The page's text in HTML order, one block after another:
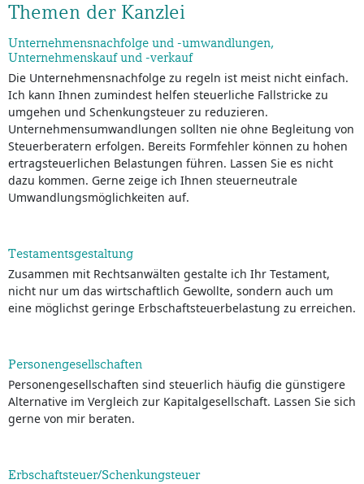
Themen der Kanzlei
Unternehmensnachfolge und -umwandlungen,
Unternehmenskauf und -verkauf
Die Unternehmensnachfolge zu regeln ist meist nicht einfach.
Ich kann Ihnen zumindest helfen steuerliche Fallstricke zu
umgehen und Schenkungsteuer zu reduzieren.
Unternehmensumwandlungen sollten nie ohne Begleitung von
Steuerberatern erfolgen. Bereits Formfehler können zu hohen
ertragsteuerlichen Belastungen führen. Lassen Sie es nicht
dazu kommen. Gerne zeige ich Ihnen steuerneutrale
Umwandlungsmöglichkeiten auf.
Testamentsgestaltung
Zusammen mit Rechtsanwälten gestalte ich Ihr Testament,
nicht nur um das wirtschaftlich Gewollte, sondern auch um
eine möglichst geringe Erbschaftsteuerbelastung zu erreichen.
Personengesellschaften
Personengesellschaften sind steuerlich häufig die günstigere
Alternative im Vergleich zur Kapitalgesellschaft. Lassen Sie sich
gerne von mir beraten.
Erbschaftsteuer/Schenkungsteuer